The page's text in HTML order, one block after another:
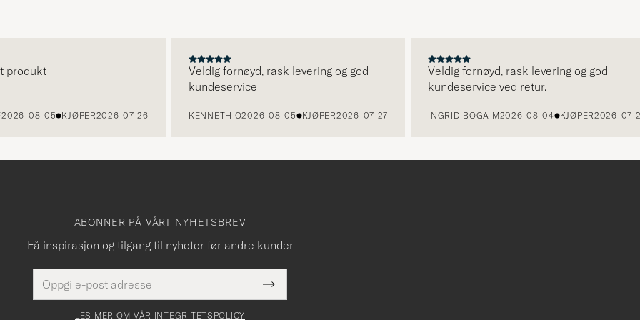
08-05 KJØPER2026-07-26
Veldig fornøyd, rask levering og god
kundeservice
KENNETH O2026-08-05 KJØPER2026-07-27
Veldig fornøyd, rask levering og god
kundeservice ved retur.
INGRID BOGA M2026-08-04 KJØPER2026-07-26
ABONNER PÅ VÅRT NYHETSBREV
Få inspirasjon og tilgang til nyheter før andre kunder
postadresse
Dette
felt
Submit
Newsletter
LES MER OM VÅR INTEGRITETSPOLICY